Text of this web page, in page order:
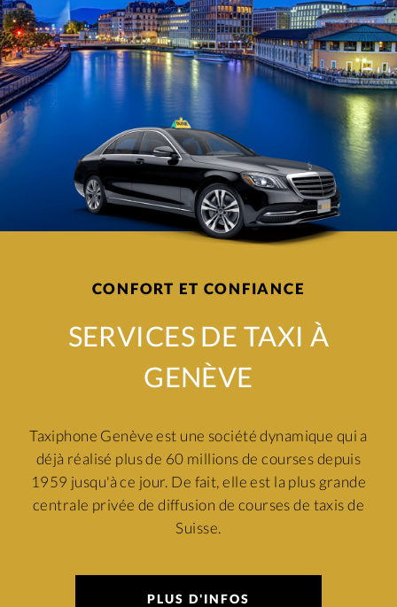
CONFORT ET CONFIANCE
SERVICES DE TAXI À
GENÈVE
Taxiphone Genève est une société dynamique qui a
déjà réalisé plus de 60 millions de courses depuis
1959 jusqu'à ce jour. De fait, elle est la plus grande
centrale privée de diffusion de courses de taxis de
Suisse.
PLUS D'INFOS